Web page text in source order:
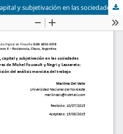
La relación entre trabajo, capital y subjetivación en las sociedades contemporáneas en las lecturas de Michel Foucault y Negri y Lazzarato: elementos para una revisión del análisis marxista del trabajo